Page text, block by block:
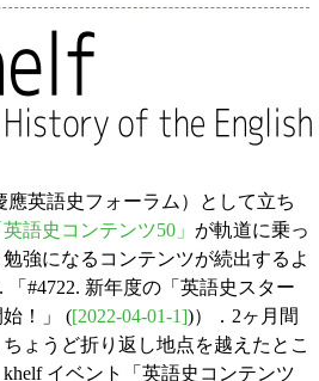
應英語史フォーラム）として立ち
英語史コンテンツ50」 が軌道に乗っ
強になるコンテンツが続出するよ
「#4722. 新年度の「英語史スター
始！」 ([2022-04-01-1])）．2ヶ月間
ょうど折り返し地点を越えたとこ
イベント「英語史コンテンツ